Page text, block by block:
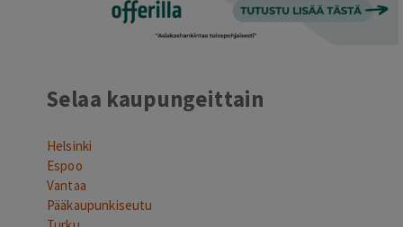
Selaa kaupungeittain
Helsinki
Espoo
Vantaa
Pääkaupunkiseutu